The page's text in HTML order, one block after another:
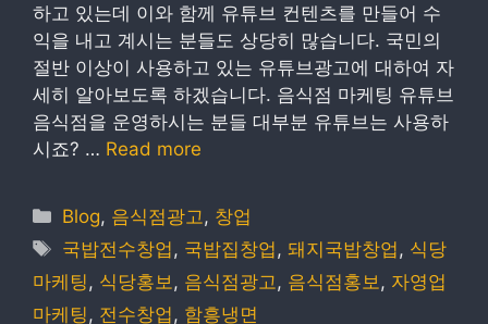
하고 있는데 이와 함께 유튜브 컨텐츠를 만들어 수
익을 내고 계시는 분들도 상당히 많습니다. 국민의
절반 이상이 사용하고 있는 유튜브광고에 대하여 자
세히 알아보도록 하겠습니다. 음식점 마케팅 유튜브
음식점을 운영하시는 분들 대부분 유튜브는 사용하
시죠? … Read more
Categories
Blog, 음식점광고 , 창업
Tags
국밥전수창업 , 국밥집창업 ,돼지국밥창업 , 식당
마케팅 , 식당홍보 , 음식점광고 , 음식점홍보 , 자영업
마케팅 , 전수창업 , 함흥냉면